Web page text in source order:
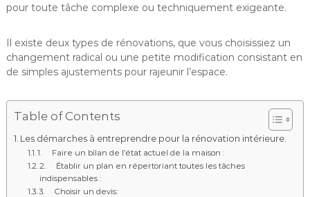
pour toute tâche complexe ou techniquement exigeante.
Il existe deux types de rénovations, que vous choisissiez un
changement radical ou une petite modification consistant en
de simples ajustements pour rajeunir l’espace.
Table of Contents
Les démarches à entreprendre pour la rénovation intérieure.
1. Faire un bilan de l’état actuel de la maison :
2. Établir un plan en répertoriant toutes les tâches
indispensables :
3. Choisir un devis: